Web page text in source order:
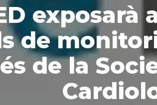
exposarà
de
de la